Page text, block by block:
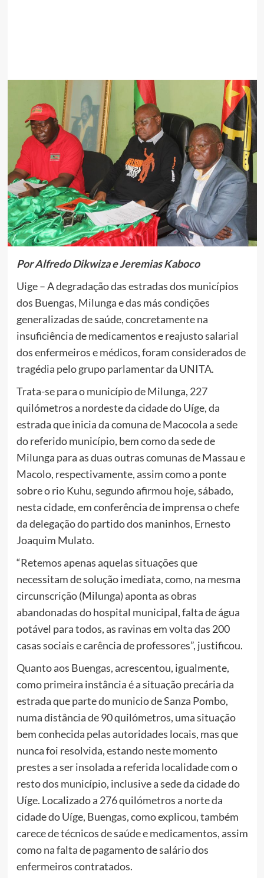
Por Alfredo Dikwiza e Jeremias Kaboco
Uige – A degradação das estradas dos municípios
dos Buengas, Milunga e das más condições
generalizadas de saúde, concretamente na
insuficiência de medicamentos e reajusto salarial
dos enfermeiros e médicos, foram considerados de
tragédia pelo grupo parlamentar da UNITA.
Trata-se para o município de Milunga, 227
quilómetros a nordeste da cidade do Uíge, da
estrada que inicia da comuna de Macocola a sede
do referido município, bem como da sede de
Milunga para as duas outras comunas de Massau e
Macolo, respectivamente, assim como a ponte
sobre o rio Kuhu, segundo afirmou hoje, sábado,
nesta cidade, em conferência de imprensa o chefe
da delegação do partido dos maninhos, Ernesto
Joaquim Mulato.
“Retemos apenas aquelas situações que
necessitam de solução imediata, como, na mesma
circunscrição (Milunga) aponta as obras
abandonadas do hospital municipal, falta de água
potável para todos, as ravinas em volta das 200
casas sociais e carência de professores”, justificou.
Quanto aos Buengas, acrescentou, igualmente,
como primeira instância é a situação precária da
estrada que parte do municio de Sanza Pombo,
numa distância de 90 quilómetros, uma situação
bem conhecida pelas autoridades locais, mas que
nunca foi resolvida, estando neste momento
prestes a ser insolada a referida localidade com o
resto dos município, inclusive a sede da cidade do
Uíge. Localizado a 276 quilómetros a norte da
cidade do Uíge, Buengas, como explicou, também
carece de técnicos de saúde e medicamentos, assim
como na falta de pagamento de salário dos
enfermeiros contratados.